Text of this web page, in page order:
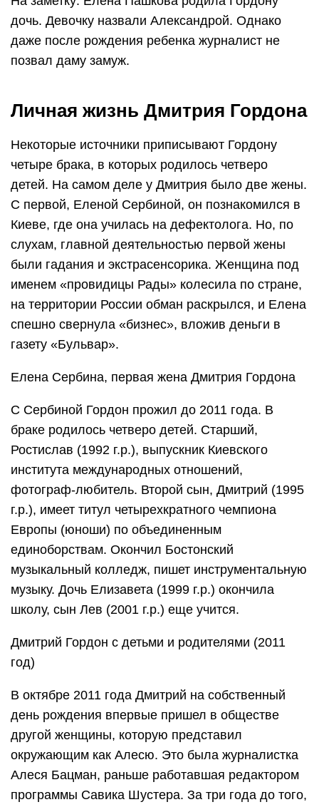
дочь. Девочку назвали Александрой. Однако
даже после рождения ребенка журналист не
позвал даму замуж.
Личная жизнь Дмитрия Гордона
Некоторые источники приписывают Гордону
четыре брака, в которых родилось четверо
детей. На самом деле у Дмитрия было две жены.
С первой, Еленой Сербиной, он познакомился в
Киеве, где она училась на дефектолога. Но, по
слухам, главной деятельностью первой жены
были гадания и экстрасенсорика. Женщина под
именем «провидицы Рады» колесила по стране,
на территории России обман раскрылся, и Елена
спешно свернула «бизнес», вложив деньги в
газету «Бульвар».
Елена Сербина, первая жена Дмитрия Гордона
С Сербиной Гордон прожил до 2011 года. В
браке родилось четверо детей. Старший,
Ростислав (1992 г.р.), выпускник Киевского
института международных отношений,
фотограф-любитель. Второй сын, Дмитрий (1995
г.р.), имеет титул четырехкратного чемпиона
Европы (юноши) по объединенным
единоборствам. Окончил Бостонский
музыкальный колледж, пишет инструментальную
музыку. Дочь Елизавета (1999 г.р.) окончила
школу, сын Лев (2001 г.р.) еще учится.
Дмитрий Гордон с детьми и родителями (2011
год)
В октябре 2011 года Дмитрий на собственный
день рождения впервые пришел в обществе
другой женщины, которую представил
окружающим как Алесю. Это была журналистка
Алеся Бацман, раньше работавшая редактором
программы Савика Шустера. За три года до того,